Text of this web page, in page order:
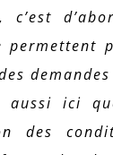
c’est
permettent
aussi ici
des